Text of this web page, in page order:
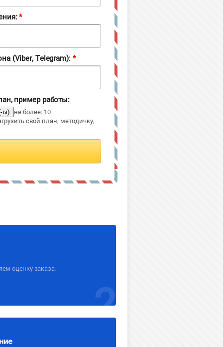
*
(Viber, Telegram): *
пример работы:
не более: 10
свой план, методичку,
оценку заказа.
2